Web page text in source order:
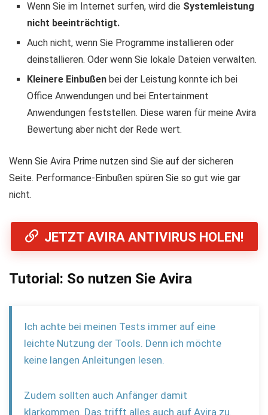
Wenn Sie im Internet surfen, wird die Systemleistung
nicht beeinträchtigt.
Auch nicht, wenn Sie Programme installieren oder
deinstallieren. Oder wenn Sie lokale Dateien verwalten.
Kleinere Einbußen bei der Leistung konnte ich bei
Office Anwendungen und bei Entertainment
Anwendungen feststellen. Diese waren für meine Avira
Bewertung aber nicht der Rede wert.
Wenn Sie Avira Prime nutzen sind Sie auf der sicheren
Seite. Performance-Einbußen spüren Sie so gut wie gar
nicht.
JETZT AVIRA ANTIVIRUS HOLEN!
Tutorial: So nutzen Sie Avira
Ich achte bei meinen Tests immer auf eine
leichte Nutzung der Tools. Denn ich möchte
keine langen Anleitungen lesen.
Zudem sollten auch Anfänger damit
klarkommen. Das trifft alles auch auf Avira zu.